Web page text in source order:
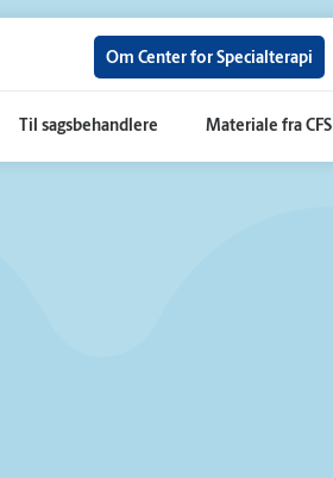
Om Center for Specialterapi
Til sagsbehandlere Materiale fra CFS